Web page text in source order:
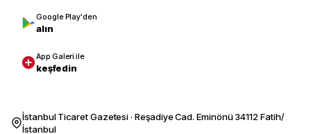
Google Play'den
alın
App Galeri ile
keşfedin
İstanbul Ticaret Gazetesi · Reşadiye Cad. Eminönü 34112 Fatih/
İstanbul